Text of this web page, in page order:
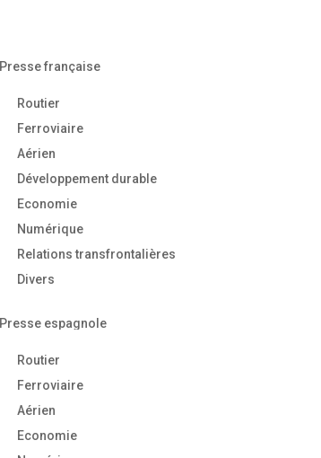
Presse française
Routier
Ferroviaire
Aérien
Développement durable
Economie
Numérique
Relations transfrontalières
Divers
Presse espagnole
Routier
Ferroviaire
Aérien
Economie